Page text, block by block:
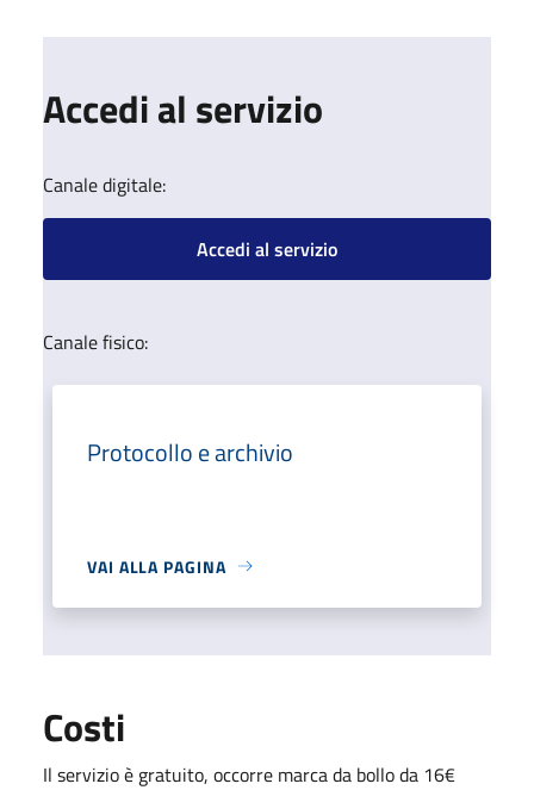
Accedi al servizio
Canale digitale:
Accedi al servizio
Canale fisico:
Protocollo e archivio
VAI ALLA PAGINA
Costi
Il servizio è gratuito, occorre marca da bollo da 16€